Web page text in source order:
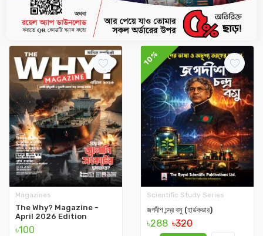
-
-
+
Magazines
The Why? Magazine -
April 2026 Edition
৳100
10%
Scientific Study Series
জগদীশ চন্দ্র বসু (হার্ডকভার)
৳288 ৳320